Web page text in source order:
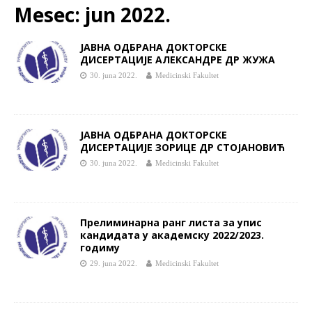
Mesec: jun 2022.
ЈАВНA ОДБРАНA ДОКТОРСКЕ
ДИСЕРТАЦИЈЕ AЛЕКСАНДРE ДР ЖУЖА
30. juna 2022. Medicinski Fakultet
ЈАВНA ОДБРАНA ДОКТОРСКЕ
ДИСЕРТАЦИЈЕ ЗОРИЦE ДР СТОЈАНОВИЋ
30. juna 2022. Medicinski Fakultet
Прелиминарна ранг листа за упис
кандидата у академску 2022/2023.
годиму
29. juna 2022. Medicinski Fakultet